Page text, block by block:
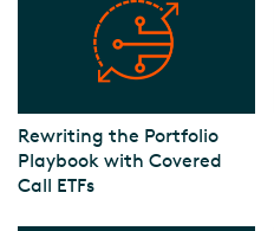
Rewriting the Portfolio
Playbook with Covered
Call ETFs